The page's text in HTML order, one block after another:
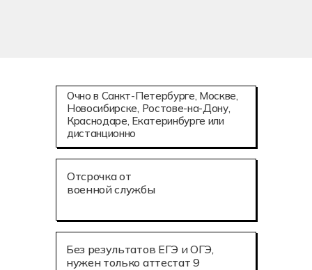
Отсрочка от
военной службы
Без результатов ЕГЭ и ОГЭ,
нужен только аттестат 9
Очно в Санкт-Петербурге, Москве,
Новосибирске, Ростове-на-Дону,
Краснодаре, Екатеринбурге или
дистанционно